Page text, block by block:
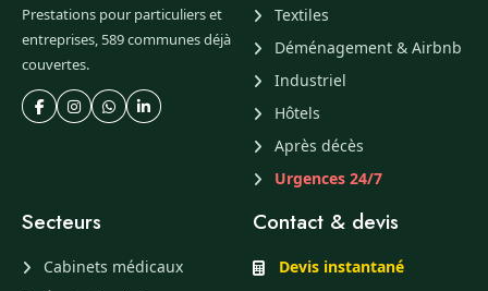
Prestations pour particuliers et
entreprises, 589 communes déjà
couvertes.
Textiles
Déménagement & Airbnb
Industriel
Hôtels
Après décès
Urgences 24/7
Secteurs
Cabinets médicaux
Contact & devis
Devis instantané